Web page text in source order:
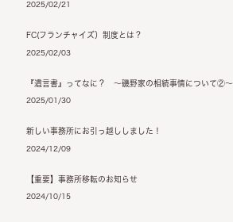
2025/02/21
FC(フランチャイズ）制度とは？
2025/02/03
『遺言書』ってなに？ ～磯野家の相続事情について②～
2025/01/30
新しい事務所にお引っ越ししました！
2024/12/09
【重要】事務所移転のお知らせ
2024/10/15